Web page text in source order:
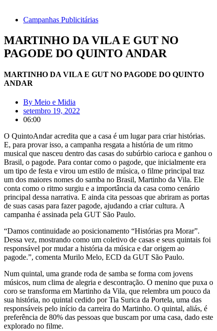
Campanhas Publicitárias
MARTINHO DA VILA E GUT NO
PAGODE DO QUINTO ANDAR
MARTINHO DA VILA E GUT NO PAGODE DO QUINTO
ANDAR
By Meio e Midia
setembro 19, 2022
06:00
O QuintoAndar acredita que a casa é um lugar para criar histórias.
E, para provar isso, a campanha resgata a história de um ritmo
musical que nasceu dentro das casas do subúrbio carioca e ganhou o
Brasil, o pagode. Para contar como o pagode, que inicialmente era
um tipo de festa e virou um estilo de música, o filme principal traz
um dos maiores nomes do samba no Brasil, Martinho da Vila. Ele
conta como o ritmo surgiu e a importância da casa como cenário
principal dessa narrativa. E ainda cita pessoas que abriram as portas
de suas casas para fazer pagode, ajudando a criar cultura. A
campanha é assinada pela GUT São Paulo.
“Damos continuidade ao posicionamento “Histórias pra Morar”.
Dessa vez, mostrando como um coletivo de casas e seus quintais foi
responsável por mudar a história da música e dar origem ao
pagode.”, comenta Murilo Melo, ECD da GUT São Paulo.
Num quintal, uma grande roda de samba se forma com jovens
músicos, num clima de alegria e descontração. O menino que puxa o
coro se transforma em Martinho da Vila, que relembra um pouco da
sua história, no quintal cedido por Tia Surica da Portela, uma das
responsáveis pelo início da carreira do Martinho. O quintal, aliás, é
preferência de 80% das pessoas que buscam por uma casa, dado este
explorado no filme.